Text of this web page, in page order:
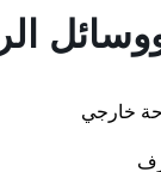
ووسائل
خارجي